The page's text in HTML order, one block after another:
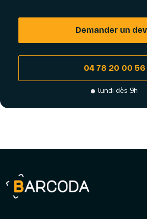
Demander un
04 78 20 00 56
lundi dès 9h